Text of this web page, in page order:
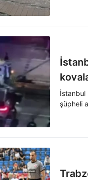
yaralı
İstanbul
şüpheli